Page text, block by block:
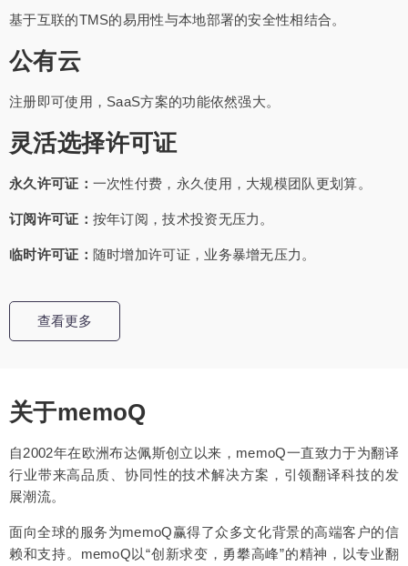
基于互联的TMS的易用性与本地部署的安全性相结合。
公有云
注册即可使用，SaaS方案的功能依然强大。
灵活选择许可证
永久许可证： 一次性付费，永久使用，大规模团队更划算。
订阅许可证： 按年订阅，技术投资无压力。
临时许可证： 随时增加许可证，业务暴增无压力。
查看更多
关于memoQ
自2002年在欧洲布达佩斯创立以来，memoQ一直致力于为翻译
行业带来高品质、协同性的技术解决方案，引领翻译科技的发
展潮流。
面向全球的服务为memoQ赢得了众多文化背景的高端客户的信
赖和支持。memoQ以“创新求变，勇攀高峰”的精神，以专业翻